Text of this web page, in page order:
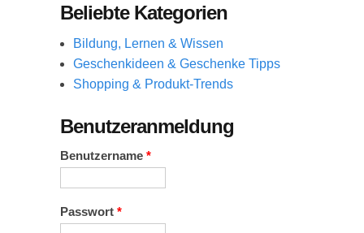
Beliebte Kategorien
Bildung, Lernen & Wissen
Geschenkideen & Geschenke Tipps
Shopping & Produkt-Trends
Benutzeranmeldung
Benutzername *
Passwort *